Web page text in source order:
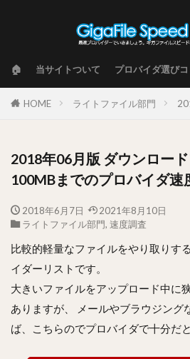
🏠 当サイトついて プロバイダ選び
HOME ライトファイル部門
2018年06月版 ダウンロー
100MBまでのプロバイダ速
2018年6月7日
2021年8月10日
ライトファイル部門, 速度調査
比較的軽量なファイルをやり取りす
イダーリストです。
大きいファイルをアップロード中に
ありますが、 メールやブラウジング
ば、こちらのでプロバイダで十分だ